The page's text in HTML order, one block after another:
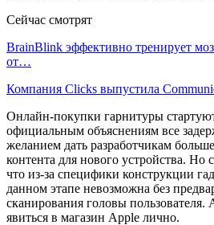
Сейчас смотрят
BrainBlink эффективно тренирует
от…
Компания Clicks выпустила
Онлайн-покупки гарнитуры
официальным объяснениям все
желанием дать разработчикам
контента для нового устройства. Но
что из-за специфики конструкции
данном этапе невозможна без
сканирования головы пользователя.
явиться в магазин Apple лично.